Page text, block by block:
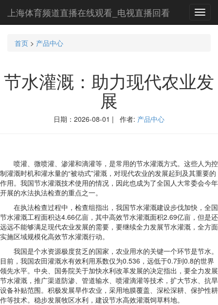
上海体育频道直播在线观看_电视直播回看
首页 > 产品中心
节水灌溉：助力现代农业发
展
日期：2026-08-01 | 作者: 产品中心
喷灌、微喷灌、渗灌和滴灌等，是常用的节水灌溉方式。这些人为控
制灌溉时机和灌水量的“被动式”灌溉，对现代农业的发展起到及其重要的
作用。我国节水灌溉技术使用的情况，因此也成为了全国人大常委会今年
开展的水法执法检查的重点之一。
在执法检查过程中，检查组指出，我国节水灌溉建设步伐加快，全国
节水灌溉工程面积达4.66亿亩，其中高效节水灌溉面积2.69亿亩，但是还
远远不能够满足现代农业发展的需要，要继续全力发展节水灌溉，全方面
实施区域规模化高效节水灌溉行动。
我国是个水资源极度贫乏的国家，农业用水的关键一个环节是节水。
目前，我国农田灌溉水有效利用系数仅为0.536，远低于0.7到0.8的世界
领先水平。中央、国务院关于加快水利改革发展的决定指出，要全力发展
节水灌溉，推广渠道防渗、管道输水、喷灌滴灌等技术，扩大节水、抗旱
设备补贴范围。积极发展旱作农业，采用地膜覆盖、深松深耕、保护性耕
作等技术。稳步发展牧区水利，建设节水高效灌溉饲草料地。